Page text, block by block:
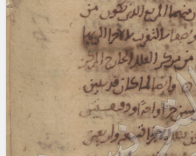
Arabic Manuscripts
Latin Works
Latin Manuscripts
Latin Early Prints
Images
Texts